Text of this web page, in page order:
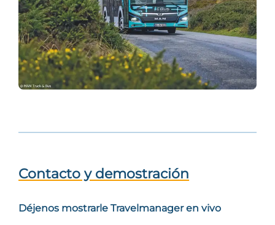
Contacto y demostración
Déjenos mostrarle Travelmanager en vivo